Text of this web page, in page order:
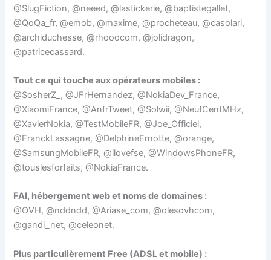
@SlugFiction, @neeed, @lastickerie, @baptistegallet,
@QoQa_fr, @emob, @maxime, @procheteau, @casolari,
@archiduchesse, @rhooocom, @jolidragon,
@patricecassard.
Tout ce qui touche aux opérateurs mobiles :
@SosherZ_, @JFrHernandez, @NokiaDev_France,
@XiaomiFrance, @AnfrTweet, @Solwii, @NeufCentMHz,
@XavierNokia, @TestMobileFR, @Joe_Officiel,
@FranckLassagne, @DelphineErnotte, @orange,
@SamsungMobileFR, @ilovefse, @WindowsPhoneFR,
@touslesforfaits, @NokiaFrance.
FAI, hébergement web et noms de domaines :
@OVH, @nddndd, @Ariase_com, @olesovhcom,
@gandi_net, @celeonet.
Plus particulièrement Free (ADSL et mobile) :